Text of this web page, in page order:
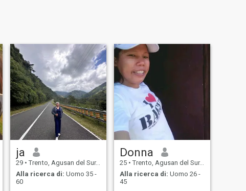
ja
29 • Trento, Agusan del Sur, Filippine
Alla ricerca di: Uomo 35 -
60
Donna
25 • Trento, Agusan del Sur, Filippine
Alla ricerca di: Uomo 26 -
45